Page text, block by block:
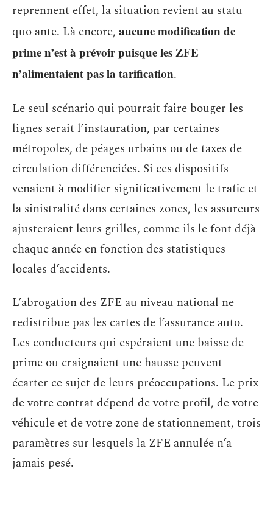
reprennent effet, la situation revient au statu
quo ante. Là encore, aucune modification de
prime n’est à prévoir puisque les ZFE
n’alimentaient pas la tarification.
Le seul scénario qui pourrait faire bouger les
lignes serait l’instauration, par certaines
métropoles, de péages urbains ou de taxes de
circulation différenciées. Si ces dispositifs
venaient à modifier significativement le trafic et
la sinistralité dans certaines zones, les assureurs
ajusteraient leurs grilles, comme ils le font déjà
chaque année en fonction des statistiques
locales d’accidents.
L’abrogation des ZFE au niveau national ne
redistribue pas les cartes de l’assurance auto.
Les conducteurs qui espéraient une baisse de
prime ou craignaient une hausse peuvent
écarter ce sujet de leurs préoccupations. Le prix
de votre contrat dépend de votre profil, de votre
véhicule et de votre zone de stationnement, trois
paramètres sur lesquels la ZFE annulée n’a
jamais pesé.